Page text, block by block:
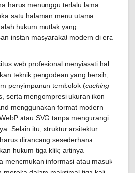
harus menunggu terlalu lama
satu halaman menu utama.
hukum mutlak yang
instan masyarakat modern di era
web profesional menyiasati hal
teknik pengodean yang bersih,
penyimpanan tembolok (caching
serta mengompresi ukuran ikon
menggunakan format modern
atau SVG tanpa mengurangi
Selain itu, struktur arsitektur
dirancang sesederhana
hukum tiga klik; artinya
menemukan informasi atau masuk